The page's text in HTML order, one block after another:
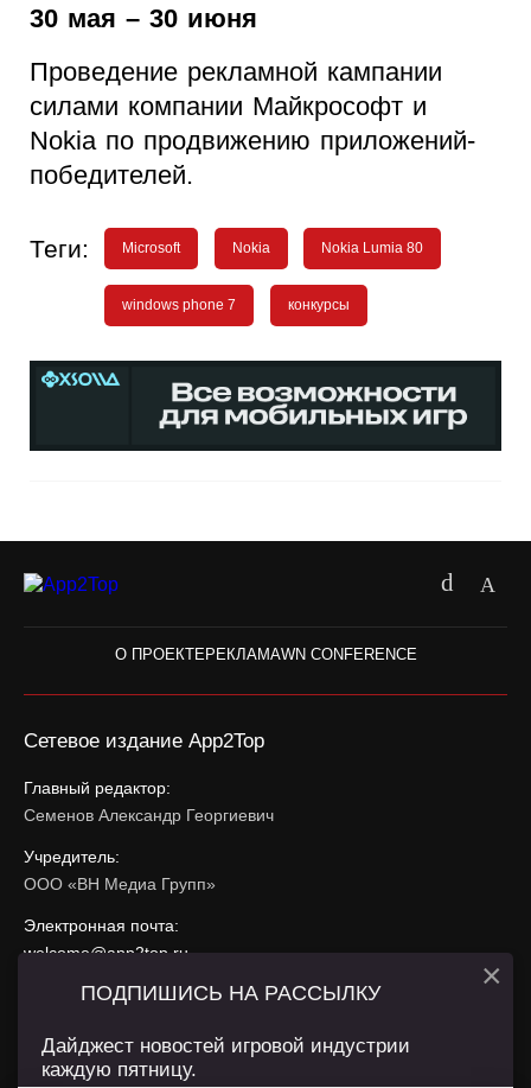
30 мая – 30 июня
Проведение рекламной кампании
силами компании Майкрософт и
Nokia по продвижению приложений-
победителей.
Теги: Microsoft Nokia Nokia Lumia 80
windows phone 7 конкурсы
О ПРОЕКТЕ РЕКЛАМАWN CONFERENCE
Сетевое издание App2Top
Главный редактор:
Семенов Александр Георгиевич
Учредитель:
ООО «ВН Медиа Групп»
Электронная почта:
welcome@app2top.ru
При использовании материалов активная ссылка на
Сайт использует IP адреса, cookie, данные геолокации
ПОДПИШИСЬ НА РАССЫЛКУ
Дайджест новостей игровой индустрии
каждую пятницу.
×